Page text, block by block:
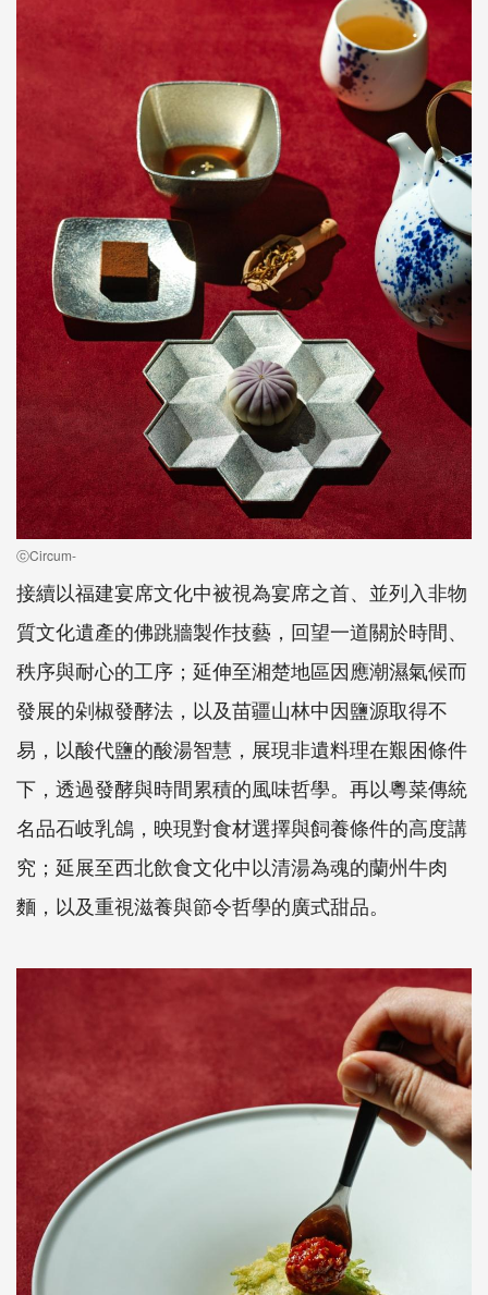
ⓒCircum-
接續以福建宴席文化中被視為宴席之首、並列入非物
質文化遺產的佛跳牆製作技藝，回望一道關於時間、
秩序與耐心的工序；延伸至湘楚地區因應潮濕氣候而
發展的剁椒發酵法，以及苗疆山林中因鹽源取得不
易，以酸代鹽的酸湯智慧，展現非遺料理在艱困條件
下，透過發酵與時間累積的風味哲學。再以粵菜傳統
名品石岐乳鴿，映現對食材選擇與飼養條件的高度講
究；延展至西北飲食文化中以清湯為魂的蘭州牛肉
麵，以及重視滋養與節令哲學的廣式甜品。